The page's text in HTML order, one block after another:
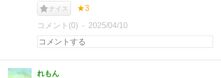
ナイス ★3
コメント(0) 2025/04/10
れもん